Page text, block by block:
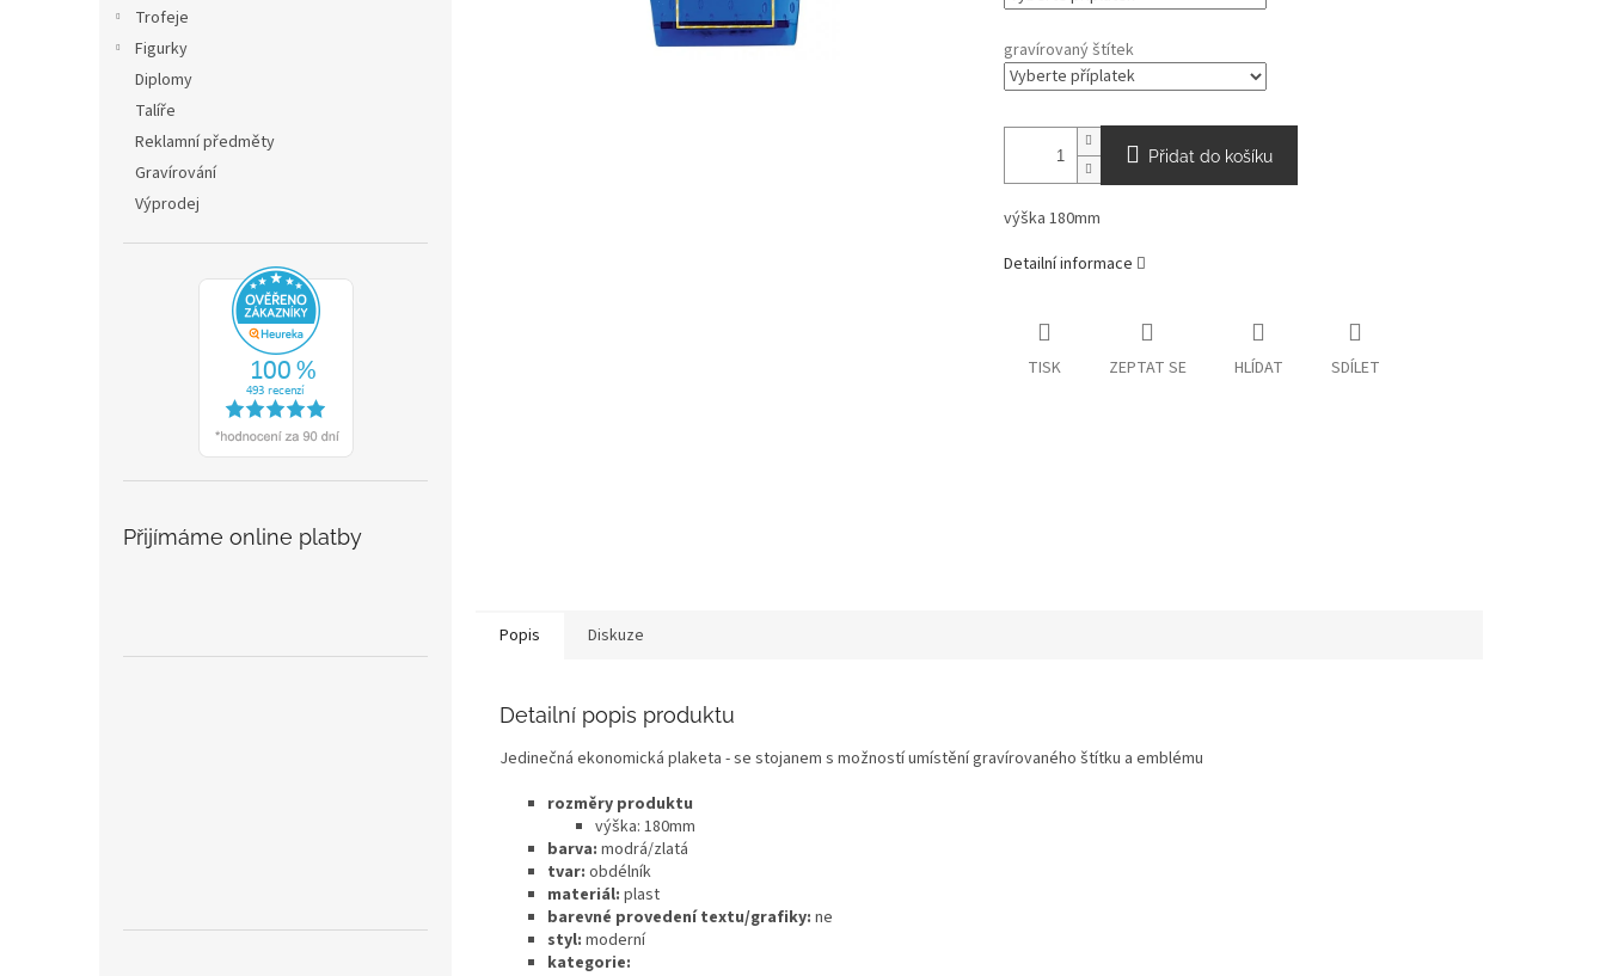
Trofeje
Figurky
Diplomy
Talíře
Reklamní předměty
Gravírování
Výprodej
Přijímáme online platby
gravírovaný štítek
Přidat do košíku
výška 180mm
Detailní informace
TISK ZEPTAT SE HLÍDAT SDÍLET
Popis Diskuze
Detailní popis produktu
Jedinečná ekonomická plaketa - se stojanem s možností umístění gravírovaného štítku a emblému
rozměry produktu
výška: 180mm
barva: modrá/zlatá
tvar: obdélník
materiál: plast
barevné provedení textu/grafiky: ne
styl: moderní
kategorie: